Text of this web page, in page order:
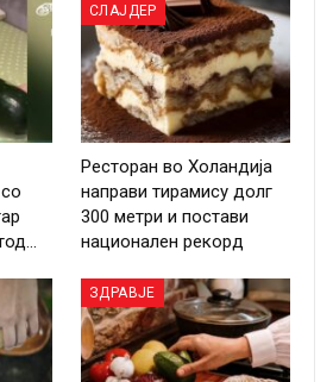
СЛАЈДЕР
Ресторан во Холандија
направи тирамису долг
300 метри и постави
национален рекорд
ЗДРАВЈЕ